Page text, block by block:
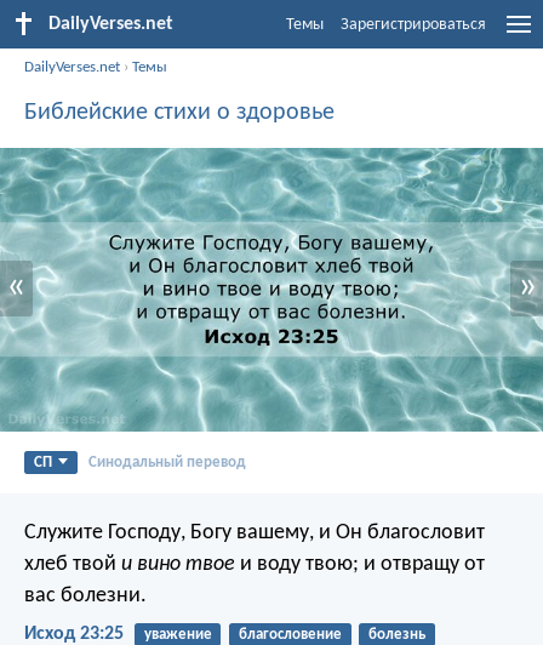
DailyVerses.net Темы Зарегистрироваться
DailyVerses.net ›Темы
Библейские стихи о здоровье
« »
СП Синодальный перевод
Служите Господу, Богу вашему, и Он благословит
хлеб твой и вино твое и воду твою; и отвращу от
вас болезни.
Исход 23:25 уважение благословение болезнь